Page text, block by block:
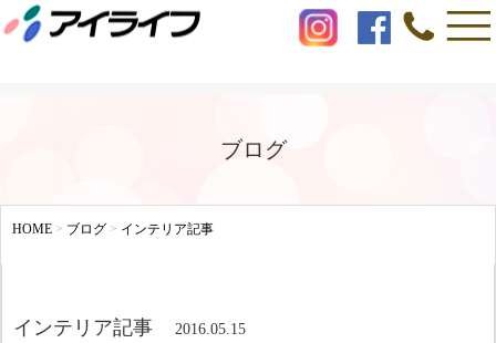
ブログ
HOME > ブログ > インテリア記事
インテリア記事 2016.05.15